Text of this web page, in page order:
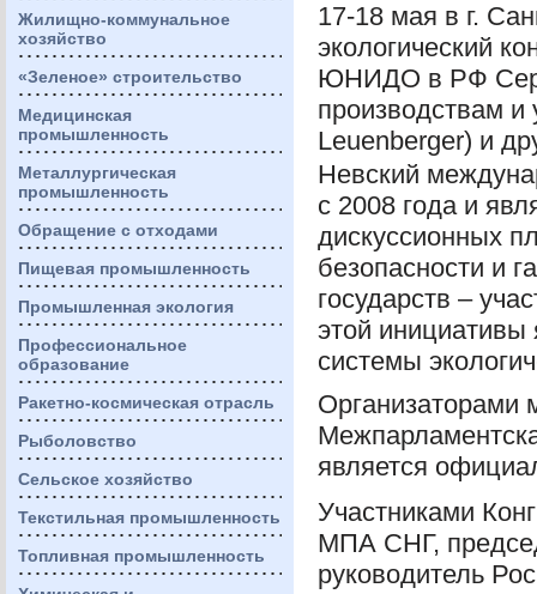
Жилищно-коммунальное
хозяйство
«Зеленое» строительство
Медицинская
промышленность
Металлургическая
промышленность
Обращение с отходами
Пищевая промышленность
Промышленная экология
Профессиональное
образование
Ракетно-космическая отрасль
Рыболовство
Сельское хозяйство
Текстильная промышленность
Топливная промышленность
17-18 мая в г.
экологический
ЮНИДО в РФ
производствам и
Leuenberger) и
Невский
с 2008 года и
дискуссионных
безопасности и
государств –
этой
системы
Организаторами
является
Участниками
МПА СНГ,
руководитель